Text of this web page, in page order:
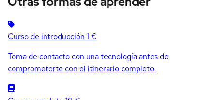
Curso de introducción 1 €
Toma de contacto con una tecnología antes de
comprometerte con el itinerario completo.